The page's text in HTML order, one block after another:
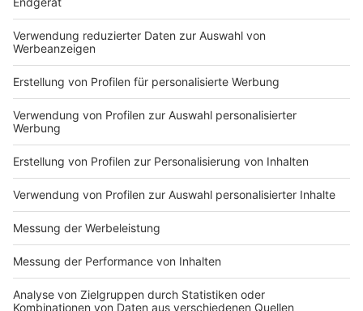
exklusiv in seinen Kitchen Club ein. Ab sofort versorgt
er uns täglich mit raffinierten Rezepten zum
Nachkochen oder Nachkochen lassen. Nelson nimmt
uns mit in seine Küche und weiht uns in die
Geheimnisse eines bekannten Profikochs ein. Der
Kitchen Club by Nelson Müller ist etwas für alle
Gourmets und Gourmüsen. Für alle von euch, die
wissen, dass Kardamom ein Gewürz ist und kein
Extraklasse. Feinste Küche, die man überall genießen
kann. Serviert in eurem Lieblingsradio. Bon Appetit -
oder wie Nelson es sagt: "Macht nix, wenn's
Terminen.